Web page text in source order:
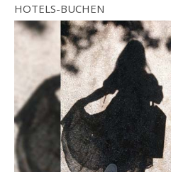
HOTELS-BUCHEN